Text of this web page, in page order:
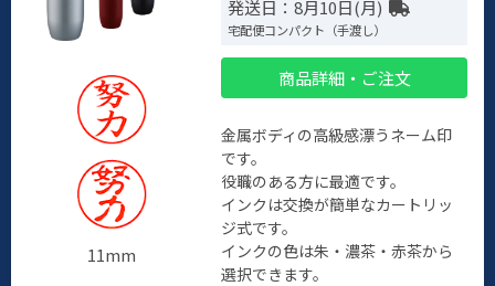
11mm
発送日：8月10日(月)
宅配便コンパクト（手渡し）
商品詳細・ご注文
金属ボディの高級感漂うネーム印
です。
役職のある方に最適です。
インクは交換が簡単なカートリッ
ジ式です。
インクの色は朱・濃茶・赤茶から
選択できます。